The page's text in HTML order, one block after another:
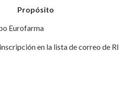
Propósito
Eurofarma
en la lista de correo de RI